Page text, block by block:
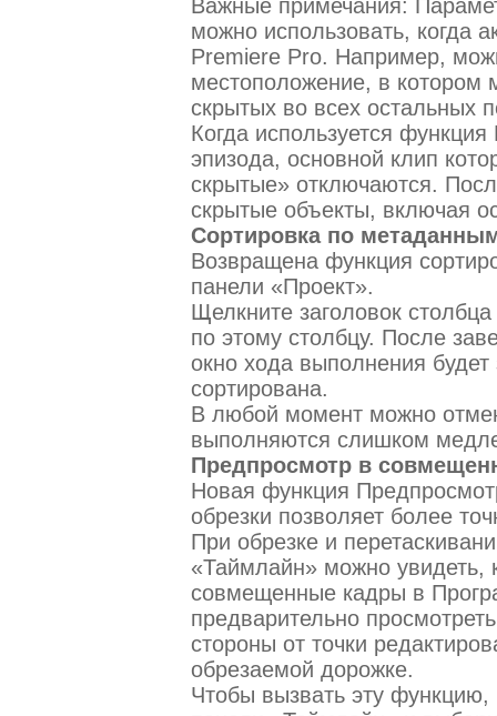
Важные примечания:
можно использовать, когда
Premiere Pro. Например,
местоположение, в котором
скрытых во всех остальных
Когда используется
эпизода, основной клип
скрытые» отключаются.
скрытые объекты, включая
Сортировка по
Возвращена функция
панели «Проект».
Щелкните заголовок
по этому столбцу. После
окно хода выполнения
сортирована.
В любой момент можно
выполняются слишком
Предпросмотр в
Новая функция
обрезки позволяет более
При обрезке и
«Таймлайн» можно увидеть,
совмещенные кадры в
предварительно
стороны от точки
обрезаемой дорожке.
Чтобы вызвать эту функцию,